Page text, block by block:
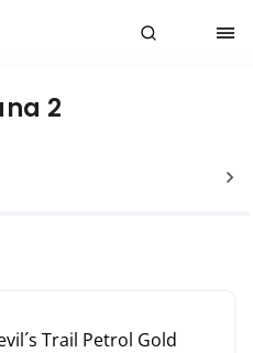
2
Trail Petrol Gold